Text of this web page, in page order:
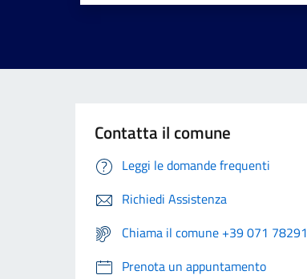
Contatta il comune
Leggi le domande frequenti
Richiedi Assistenza
Chiama il comune +39 071 78291
Prenota un appuntamento